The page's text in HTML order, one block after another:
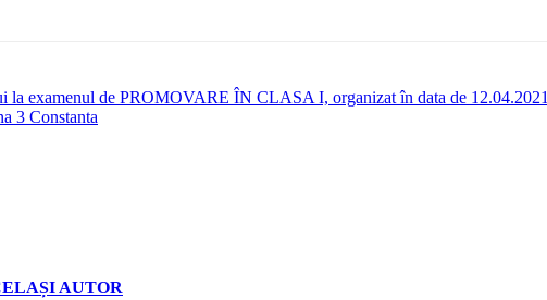
la examenul de PROMOVARE ÎN CLASA I, organizat în data de 12.04.2021
3 Constanta
AUTOR